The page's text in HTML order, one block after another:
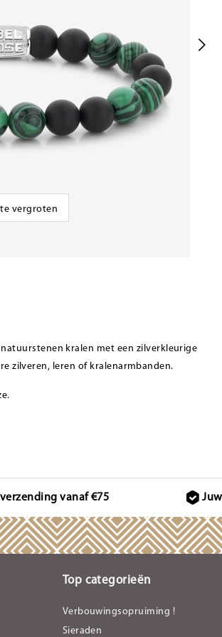
vergroten
kralen met een zilverkleurige
zilveren, leren of kralenarmbanden.
vanaf €75
Top categorieën
Verbouwingsopruiming !
Sieraden